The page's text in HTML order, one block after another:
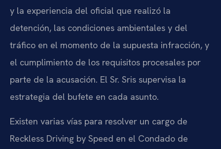
y la experiencia del oficial que realizó la
detención, las condiciones ambientales y del
tráfico en el momento de la supuesta infracción, y
el cumplimiento de los requisitos procesales por
parte de la acusación. El Sr. Sris supervisa la
estrategia del bufete en cada asunto.
Existen varias vías para resolver un cargo de
Reckless Driving by Speed en el Condado de